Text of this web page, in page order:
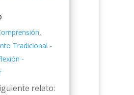
,
Tradicional -
-
relato: